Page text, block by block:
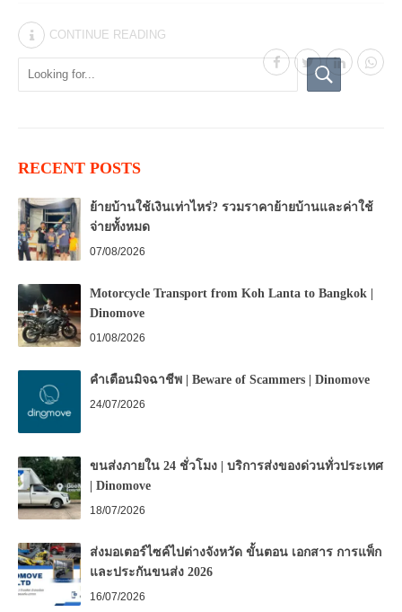
CONTINUE READING
RECENT POSTS
ย้ายบ้านใช้เงินเท่าไหร่? รวมราคาย้ายบ้านและค่าใช้
จ่ายทั้งหมด
07/08/2026
Motorcycle Transport from Koh Lanta to Bangkok |
Dinomove
01/08/2026
คำเตือนมิจฉาชีพ | Beware of Scammers | Dinomove
24/07/2026
ขนส่งภายใน 24 ชั่วโมง | บริการส่งของด่วนทั่วประเทศ
| Dinomove
18/07/2026
ส่งมอเตอร์ไซค์ไปต่างจังหวัด ขั้นตอน เอกสาร การแพ็ก
และประกันขนส่ง 2026
16/07/2026